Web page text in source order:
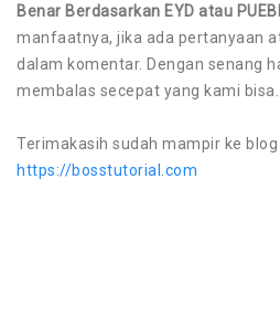
Benar Berdasarkan EYD atau PUEBI
manfaatnya, jika ada pertanyaan
dalam komentar. Dengan senang
membalas secepat yang kami bisa.
Terimakasih sudah mampir ke blog
https://bosstutorial.com